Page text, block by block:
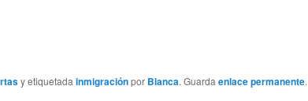
y etiquetada inmigraciónpor Blanca. Guarda enlace permanente.